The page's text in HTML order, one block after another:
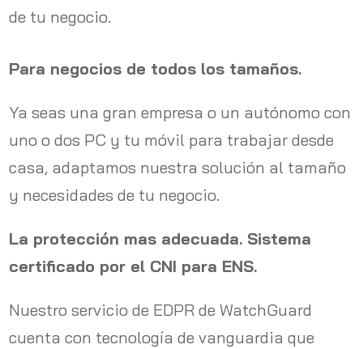
de tu negocio.
Para negocios de todos los tamaños.
Ya seas una gran empresa o un autónomo con
uno o dos PC y tu móvil para trabajar desde
casa, adaptamos nuestra solución al tamaño
y necesidades de tu negocio.
La protección mas adecuada. Sistema
certificado por el CNI para ENS.
Nuestro servicio de EDPR de WatchGuard
cuenta con tecnología de vanguardia que